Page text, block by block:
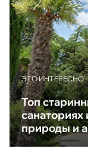
ЭТО ИНТЕРЕСНО
Топ
санаториях
природы и